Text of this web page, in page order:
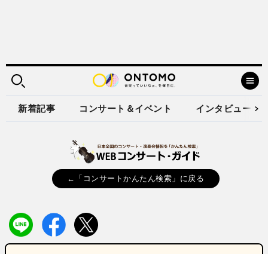
新着記事 コンサート＆イベント インタビュー
←「コンサートかんたん検索」に戻る